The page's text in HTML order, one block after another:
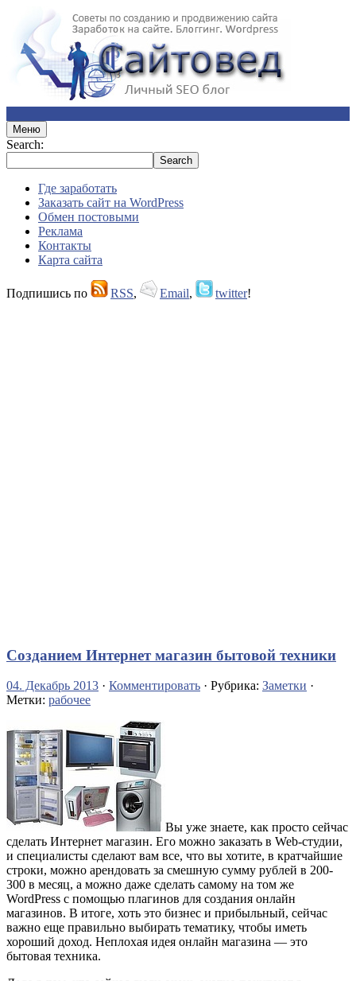
Меню
Search:
Где заработать
Заказать сайт на WordPress
Обмен постовыми
Реклама
Контакты
Карта сайта
Подпишись по RSS, Email, twitter!
Созданием Интернет магазин бытовой техники
04. Декабрь 2013 · Комментировать · Рубрика: Заметки ·
Метки: рабочее
Вы уже знаете, как просто сейчас
сделать Интернет магазин. Его можно заказать в Web-студии,
и специалисты сделают вам все, что вы хотите, в кратчайшие
строки, можно арендовать за смешную сумму рублей в 200-
300 в месяц, а можно даже сделать самому на том же
WordPress с помощью плагинов для создания онлайн
магазинов. В итоге, хоть это бизнес и прибыльный, сейчас
важно еще правильно выбирать тематику, чтобы иметь
хороший доход. Неплохая идея онлайн магазина — это
бытовая техника.